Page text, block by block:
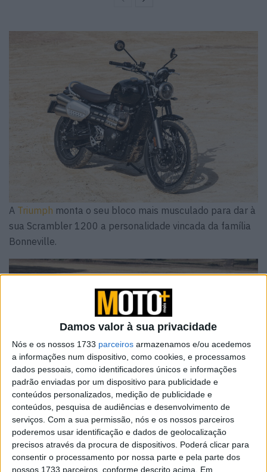
Damos valor à sua privacidade
Nós e os nossos 1733 parceiros armazenamos e/ou acedemos
a informações num dispositivo, como cookies, e processamos
dados pessoais, como identificadores únicos e informações
padrão enviadas por um dispositivo para publicidade e
conteúdos personalizados, medição de publicidade e
conteúdos, pesquisa de audiências e desenvolvimento de
serviços. Com a sua permissão, nós e os nossos parceiros
poderemos usar identificação e dados de geolocalização
precisos através da procura de dispositivos. Poderá clicar para
consentir o processamento por nossa parte e pela parte dos
nossos 1733 parceiros, conforme descrito acima. Em
A Triumph monta o seu bloco mais musculado para dar à
sua Scrambler 1200 a personalidade vincada da família
Bonneville.
Já aBMWR12 GS pisca o olho à original R 80 para criar
uma moto que pretende reinventar o clássico espírito de
aventura. Uma batalha épica entre dois grandes